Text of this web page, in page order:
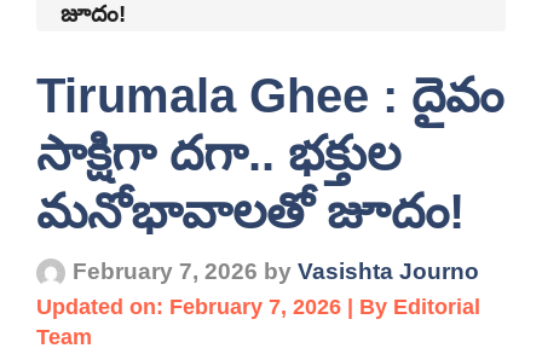
జూదం!
Tirumala Ghee : దైవం
సాక్షిగా దగా.. భక్తుల
మనోభావాలతో జూదం!
February 7, 2026 by Vasishta Journo
Updated on: February 7, 2026 | By Editorial
Team